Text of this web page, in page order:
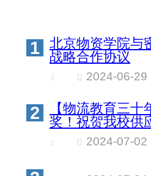
1
北京物资学院与
战略合作协议
2024-06-29
2
【物流教育三
奖！祝贺我校供
生荣获全球国际
新辉煌！2024-07-02